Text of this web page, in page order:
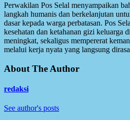
Perwakilan Pos Selal menyampaikan
langkah humanis dan berkelanjutan
dasar kepada warga perbatasan. Pos
kesehatan dan ketahanan gizi keluarga
meningkat, sekaligus mempererat
melalui kerja nyata yang langsung
About The Author
redaksi
See author's posts